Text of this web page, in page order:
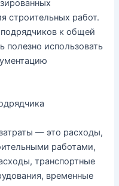
строительных работ.
к общей
использовать
— это расходы,
работами,
транспортные
временные